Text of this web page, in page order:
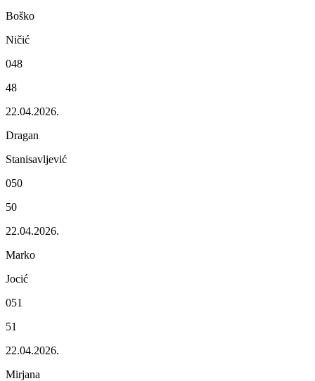
Boško
Ničić
048
48
22.04.2026.
Dragan
Stanisavljеvić
050
50
22.04.2026.
Marko
Jocić
051
51
22.04.2026.
Mirjana